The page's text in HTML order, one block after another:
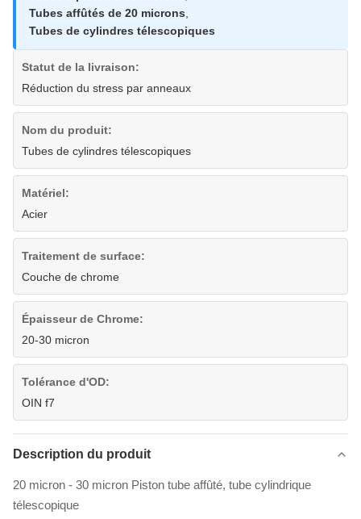
Tubes affûtés de 20 microns
Tubes de cylindres télescopiques
Statut de la livraison:
Réduction du stress par anneaux
Nom du produit:
Tubes de cylindres télescopiques
Matériel:
Acier
Traitement de surface:
Couche de chrome
Épaisseur de Chrome:
20-30 micron
Tolérance d'OD:
OIN f7
Description du produit
20 micron - 30 micron Piston tube affûté, tube cylindrique
télescopique